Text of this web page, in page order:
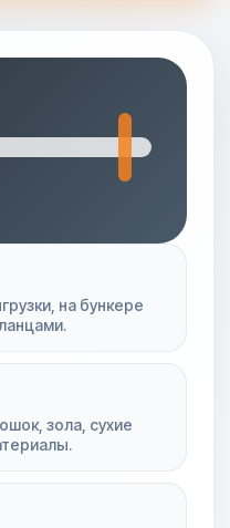
на бункере
зола, сухие